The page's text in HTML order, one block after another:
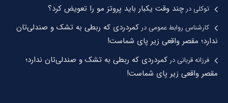
توکلیدرچند وقت یکبار باید پروتز مو را تعویض کرد؟
کارشناس روابط عمومیدر کمردردی که ربطی به تشک و صندلی‌تان
ندارد؛ مقصر واقعی زیر پای شماست!
فرزانه قربانیدر کمردردی که ربطی به تشک و صندلی‌تان ندارد؛
مقصر واقعی زیر پای شماست!